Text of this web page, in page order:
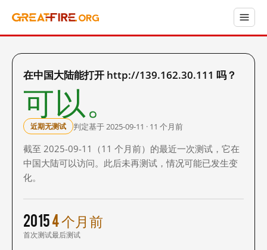
在中国大陆能打开 http://139.162.30.111 吗？
可以。
近期无测试 判定基于 2025-09-11 · 11 个月前
截至 2025-09-11（11 个月前）的最近一次测试，它在
中国大陆可以访问。此后未再测试，情况可能已发生变
化。
2015
首次测试
4 个月前
最后测试